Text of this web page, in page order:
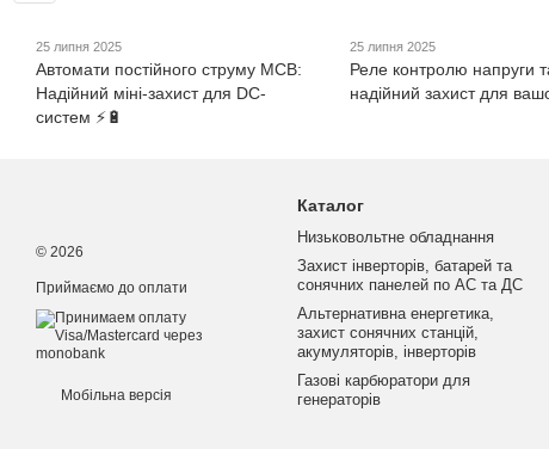
25 липня 2025
Автомати постійного струму MCB:
Надійний міні-захист для DC-
систем ⚡️🔋
25 липня 2025
Реле контролю напруги
надійний захист для
© 2026
Приймаємо до оплати
Мобільна версія
Каталог
Низьковольтне обладнання
Захист інверторів, батарей та
сонячних панелей по АС та ДС
Альтернативна енергетика,
захист сонячних станцій,
акумуляторів, інверторів
Газові карбюратори для
генераторів